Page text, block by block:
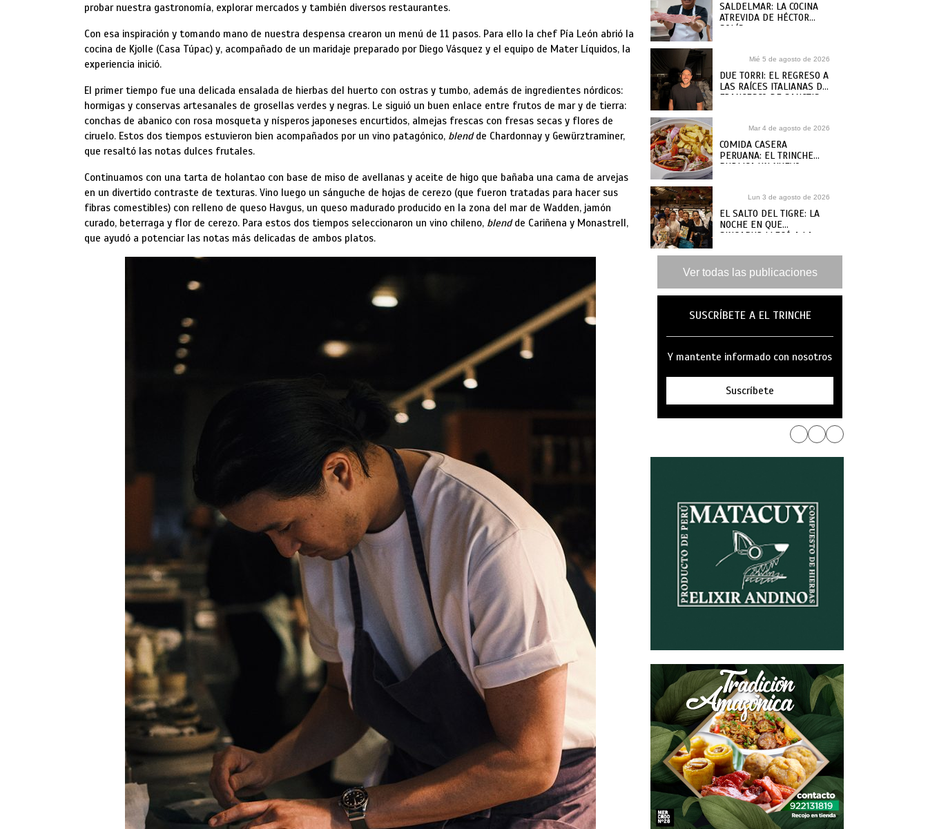
probar nuestra gastronomía, explorar mercados y también diversos restaurantes.
Con esa inspiración y tomando mano de nuestra despensa crearon un menú de 11 pasos. Para ello la chef Pía León abrió la
cocina de Kjolle (Casa Túpac) y, acompañado de un maridaje preparado por Diego Vásquez y el equipo de Mater Líquidos, la
experiencia inició.
El primer tiempo fue una delicada ensalada de hierbas del huerto con ostras y tumbo, además de ingredientes nórdicos:
hormigas y conservas artesanales de grosellas verdes y negras. Le siguió un buen enlace entre frutos de mar y de tierra:
conchas de abanico con rosa mosqueta y nísperos japoneses encurtidos, almejas frescas con fresas secas y flores de
ciruelo. Estos dos tiempos estuvieron bien acompañados por un vino patagónico, blendde Chardonnay y Gewürztraminer,
que resaltó las notas dulces frutales.
Continuamos con una tarta de holantao con base de miso de avellanas y aceite de higo que bañaba una cama de arvejas
en un divertido contraste de texturas. Vino luego un sánguche de hojas de cerezo (que fueron tratadas para hacer sus
fibras comestibles) con relleno de queso Havgus, un queso madurado producido en la zona del mar de Wadden, jamón
curado, beterraga y flor de cerezo. Para estos dos tiempos seleccionaron un vino chileno, blendde Cariñena y Monastrell,
que ayudó a potenciar las notas más delicadas de ambos platos.
SALDELMAR: LA COCINA
ATREVIDA DE HÉCTOR
SOLÍS
Mié 5 de agosto de 2026
DUE TORRI: EL REGRESO A
LAS RAÍCES ITALIANAS DE
FRANCESCO DE SANCTIS
Mar 4 de agosto de 2026
COMIDA CASERA
PERUANA: EL TRINCHE
PUBLICA UN NUEVO
Lun 3 de agosto de 2026
EL SALTO DEL TIGRE: LA
NOCHE EN QUE
SINGAPUR LLEGÓ A LA
Ver todas las publicaciones
SUSCRÍBETE A EL TRINCHE
Y mantente informado con nosotros
Suscríbete